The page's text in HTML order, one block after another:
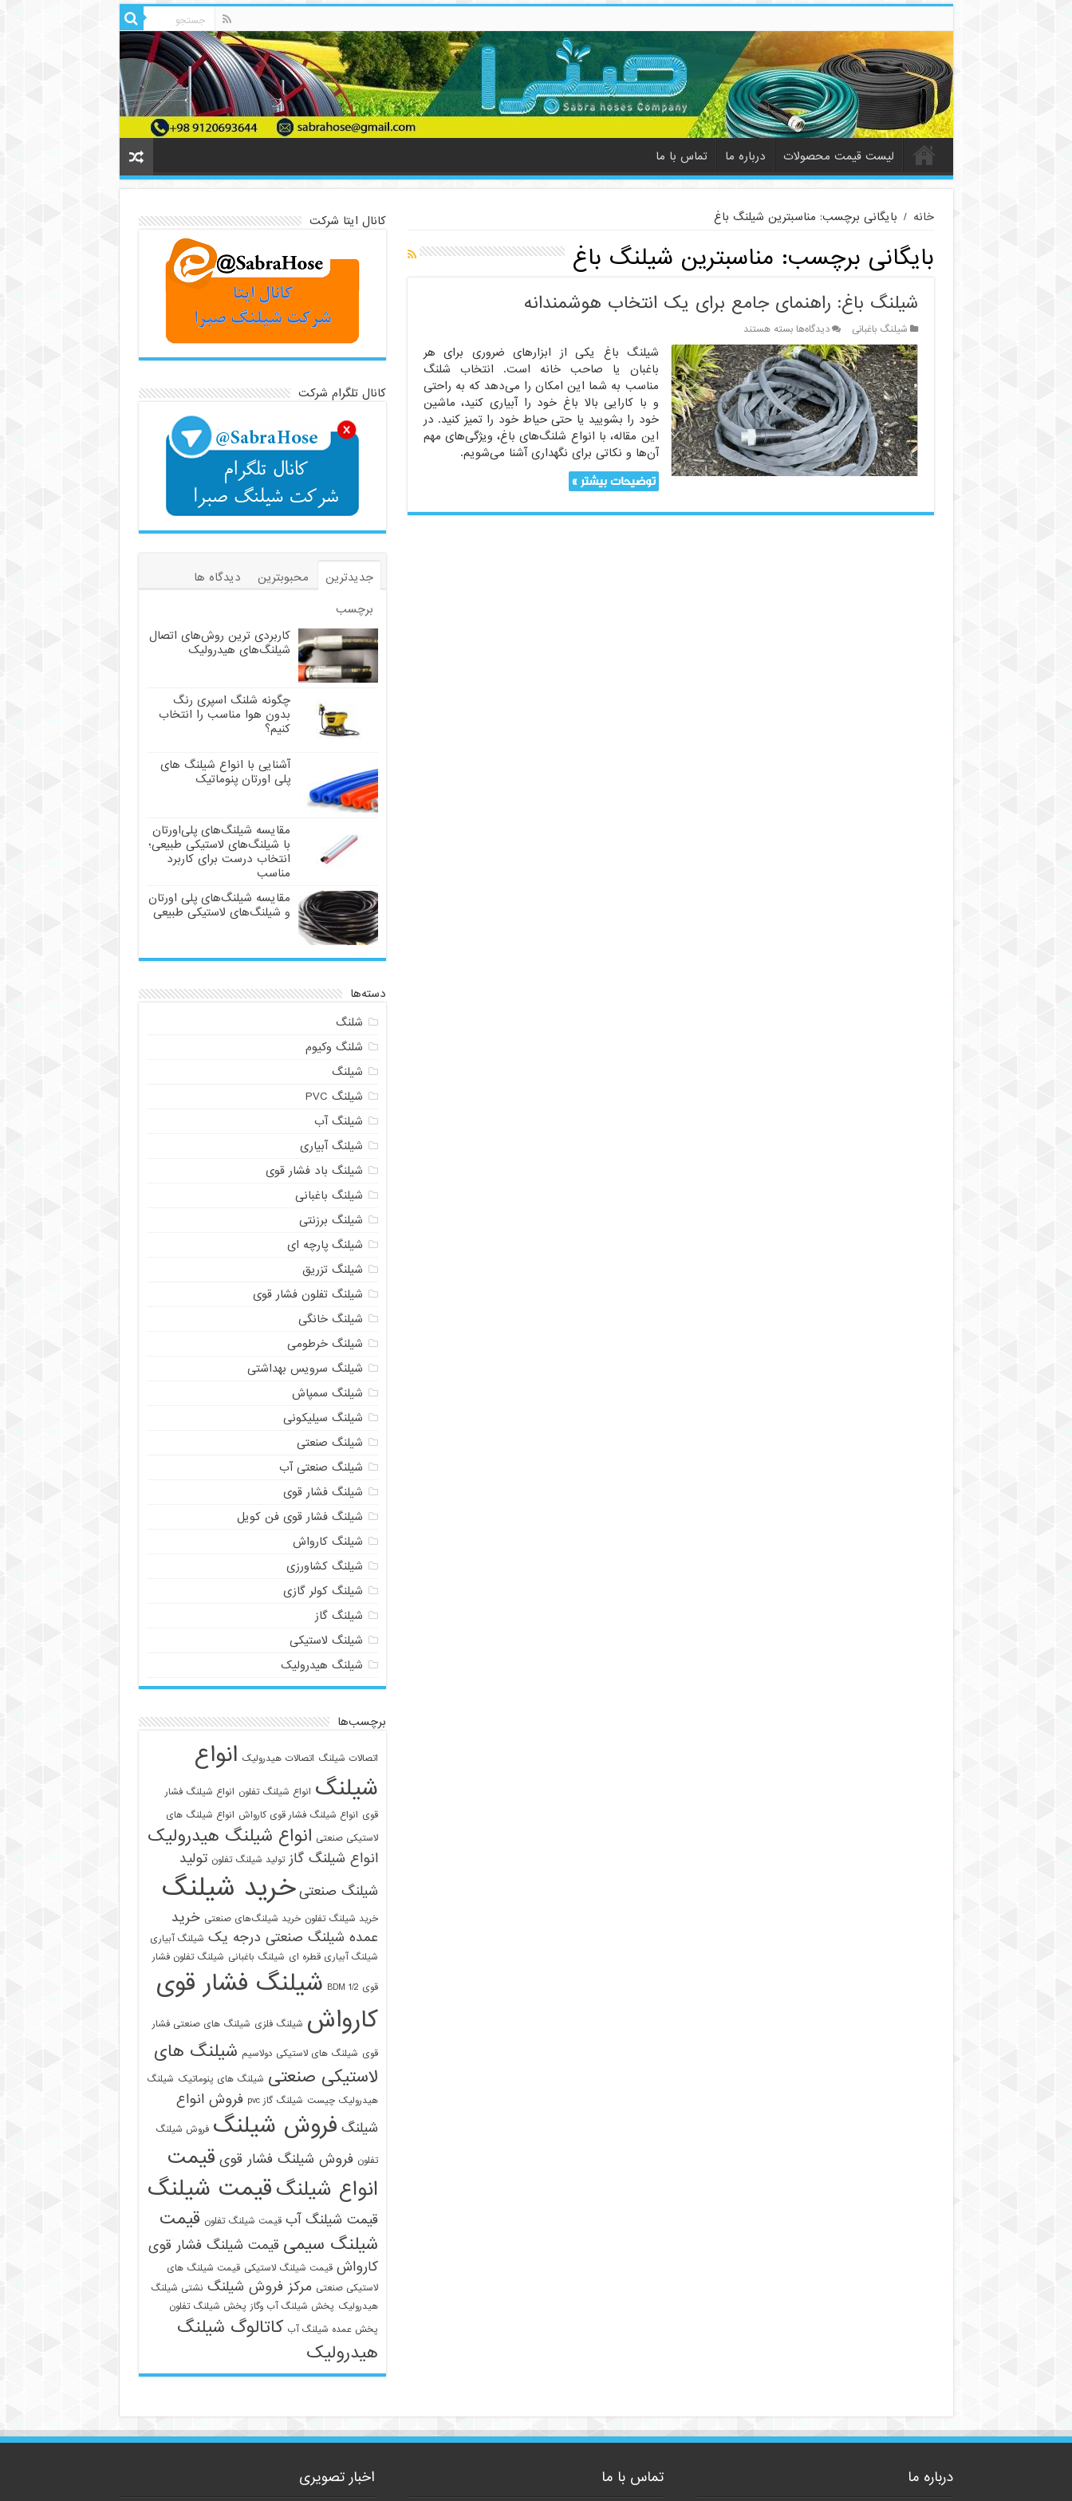
لیست قیمت محصولات درباره ما تماس با ما
خانه / بایگانی برچسب: مناسبترین شیلنگ باغ
بایگانی برچسب: مناسبترین شیلنگ باغ
شیلنگ باغ: راهنمای جامع برای یک انتخاب هوشمندانه
شیلنگ باغبانی دیدگاه‌هابرای
شیلنگ
باغ:
راهنمای
جامع
برای
یک
انتخاب
هوشمندانه
بسته هستند
شیلنگ باغ یکی از ابزارهای ضروری برای هر
باغبان یا صاحب خانه است. انتخاب شلنگ
مناسب به شما این امکان را می‌دهد که به راحتی
و با کارایی بالا باغ خود را آبیاری کنید، ماشین
خود را بشویید یا حتی حیاط خود را تمیز کنید. در
این مقاله، با انواع شلنگ‌های باغ، ویژگی‌های مهم
آن‌ها و نکاتی برای نگهداری آشنا می‌شویم.
توضیحات بیشتر »
کانال ایتا شرکت
کانال تلگرام شرکت
جدیدترین محبوبترین
دیدگاه ها
برچسب
کاربردی ترین روش‌های اتصال
شیلنگ‌های هیدرولیک
چگونه شلنگ اسپری رنگ
بدون هوا مناسب را انتخاب
کنیم؟
آشنایی با انواع شیلنگ های
پلی اورتان پنوماتیک
مقایسه شیلنگ‌های پلی‌اورتان
با شیلنگ‌های لاستیکی طبیعی؛
انتخاب درست برای کاربرد
مناسب
مقایسه شیلنگ‌های پلی اورتان
و شیلنگ‌های لاستیکی طبیعی
دسته‌ها
شلنگ
شلنگ وکیوم
شیلنگ
شیلنگ PVC
شیلنگ آب
شیلنگ آبیاری
شیلنگ باد فشار قوی
شیلنگ باغبانی
شیلنگ برزنتی
شیلنگ پارچه‌ ای
شیلنگ تزریق
شیلنگ تفلون فشار قوی
شیلنگ خانگی
شیلنگ خرطومی
شیلنگ سرویس بهداشتی
شیلنگ سمپاش
شیلنگ سیلیکونی
شیلنگ صنعتی
شیلنگ صنعتی آب
شیلنگ فشار قوی
شیلنگ فشار قوی فن کویل
شیلنگ کارواش
شیلنگ کشاورزی
شیلنگ کولر گازی
شیلنگ گاز
شیلنگ لاستیکی
شیلنگ هیدرولیک
برچسب‌ها
اتصالات شیلنگ اتصالات هیدرولیک انواع
شیلنگ انواع شیلنگ تفلون انواع شیلنگ فشار
قوی انواع شیلنگ فشار قوی کارواش انواع شیلنگ های
لاستیکی صنعتی انواع شیلنگ هیدرولیک
انواع شیلنگ گاز تولید شیلنگ تفلون تولید
شیلنگ صنعتی خرید شیلنگ
خرید شیلنگ تفلون خرید شیلنگ‌های صنعتی خرید
عمده شیلنگ صنعتی درجه یک شیلنگ آبیاری
شیلنگ آبیاری قطره ای شیلنگ باغبانی شیلنگ تفلون فشار
قوی 1/2 BDM
شیلنگ فشار قوی
کارواش شیلنگ فلزی شیلنگ های صنعتی فشار
قوی شیلنگ های لاستیکی دولاسیم شیلنگ های
لاستیکی صنعتی شیلنگ های پنوماتیک شیلنگ
هیدرولیک چیست شیلنگ گاز pvc
فروش انواع
شیلنگ فروش شیلنگ فروش شیلنگ
تفلون فروش شیلنگ فشار قوی قیمت
انواع شیلنگقیمت شیلنگ
قیمت شیلنگ آب قیمت شیلنگ تفلون قیمت
شیلنگ سیمی قیمت شیلنگ فشار قوی
کارواش قیمت شیلنگ لاستیکی قیمت شیلنگ های
لاستیکی صنعتی مرکز فروش شیلنگ نشتی شیلنگ
هیدرولیک پخش شیلنگ آب وگاز پخش شیلنگ تفلون
پخش عمده شیلنگ آب کاتالوگ شیلنگ
هیدرولیک
درباره ما تماس با ما اخبار تصویری